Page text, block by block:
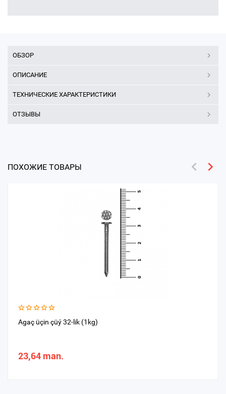
ОБЗОР
ОПИСАНИЕ
ТЕХНИЧЕСКИЕ ХАРАКТЕРИСТИКИ
ОТЗЫВЫ
ПОХОЖИЕ ТОВАРЫ
Agaç üçin çüý 32-lik (1kg)
23,64 man.